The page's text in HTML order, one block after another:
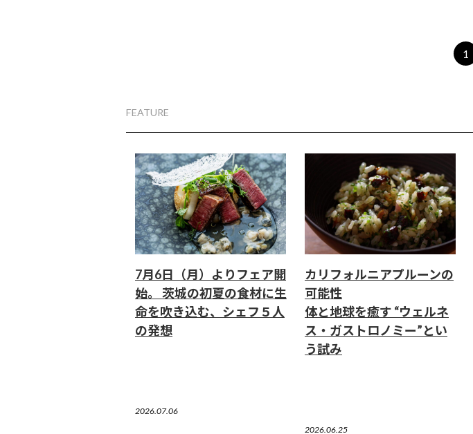
1
FEATURE
7月6日（月）よりフェア開
始。 茨城の初夏の食材に生
命を吹き込む、シェフ５人
の発想
2026.07.06
カリフォルニアプルーンの
可能性
体と地球を癒す “ウェルネ
ス・ガストロノミー”とい
う試み
2026.06.25